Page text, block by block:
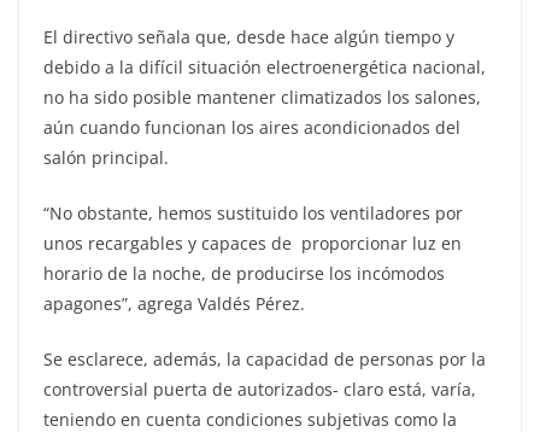
El directivo señala que, desde hace algún tiempo y
debido a la difícil situación electroenergética nacional,
no ha sido posible mantener climatizados los salones,
aún cuando funcionan los aires acondicionados del
salón principal.
“No obstante, hemos sustituido los ventiladores por
unos recargables y capaces de proporcionar luz en
horario de la noche, de producirse los incómodos
apagones”, agrega Valdés Pérez.
Se esclarece, además, la capacidad de personas por la
controversial puerta de autorizados- claro está, varía,
teniendo en cuenta condiciones subjetivas como la